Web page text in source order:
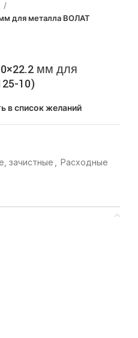
для металла ВОЛАТ
мм для
10)
в список желаний
зачистные
Расходные